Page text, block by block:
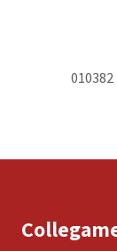
010382